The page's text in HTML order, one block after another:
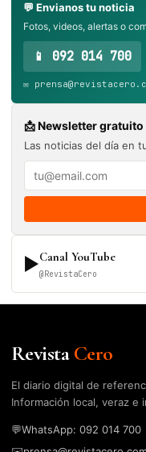
💬 Envianos tu noticia
Fotos, videos, alertas o
📱 092 014 700
✉️
📩 Newsletter gratuito
Las noticias del día en
▶Canal YouTube
@RevistaCero
RevistaCero
El diario digital de
Información local, veraz e
💬WhatsApp: 092 014 700